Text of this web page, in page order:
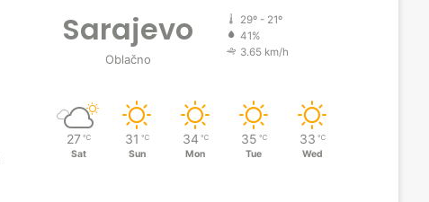
Sarajevo
Oblačno
29º - 21º
41%
3.65 km/h
27 ℃
Sat
31 ℃
Sun
34 ℃
Mon
35 ℃
Tue
33 ℃
Wed